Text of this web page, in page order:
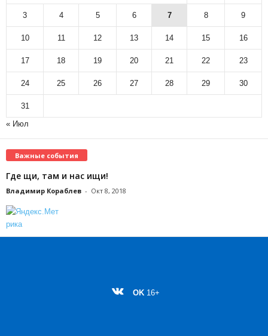
3 4 5 6 7 8 9
10 11 12 13 14 15 16
17 18 19 20 21 22 23
24 25 26 27 28 29 30
31
« Июл
Важные события
Где щи, там и нас ищи!
Владимир Кораблев - Окт 8, 2018
OK 16+